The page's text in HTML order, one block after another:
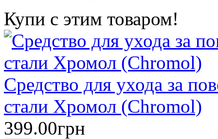
Купи с этим товаром!
Средство для ухода за
стали Хромол (Chromol)
399.00грн